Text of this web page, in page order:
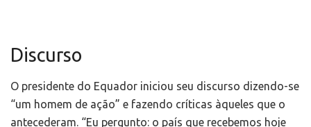
Discurso
O presidente do Equador iniciou seu discurso dizendo-se
“um homem de ação” e fazendo críticas àqueles que o
antecederam. “Eu pergunto: o país que recebemos hoje